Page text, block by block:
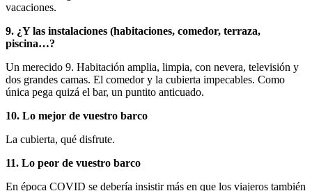
vacaciones.
9. ¿Y las instalaciones (habitaciones, comedor, terraza,
piscina…?
Un merecido 9. Habitación amplia, limpia, con nevera, televisión y
dos grandes camas. El comedor y la cubierta impecables. Como
única pega quizá el bar, un puntito anticuado.
10. Lo mejor de vuestro barco
La cubierta, qué disfrute.
11. Lo peor de vuestro barco
En época COVID se debería insistir más en que los viajeros también